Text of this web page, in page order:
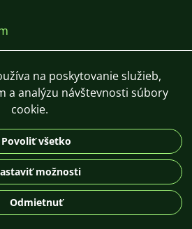
CS SK EN PL DE
© 2026 For Aquarist
na poskytovanie služieb,
a analýzu návštevnosti súbory
cookie.
Povoliť všetko
možnosti
Odmietnuť